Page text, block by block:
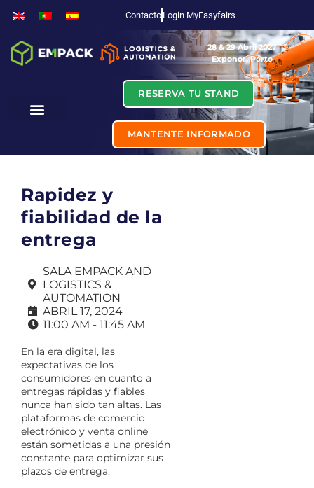
Contacto Login MyEasyfairs
28 & 29 Abril 2027
Exponor, Porto
RESERVA TU STAND
MANTENTE INFORMADO
Rapidez y
fiabilidad de la
entrega
SALA EMPACK AND
LOGISTICS &
AUTOMATION
ABRIL 17, 2024
11:00 AM - 11:45 AM
En la era digital, las
expectativas de los
consumidores en cuanto a
entregas rápidas y fiables
nunca han sido tan altas. Las
plataformas de comercio
electrónico y venta online
están sometidas a una presión
constante para optimizar sus
plazos de entrega.